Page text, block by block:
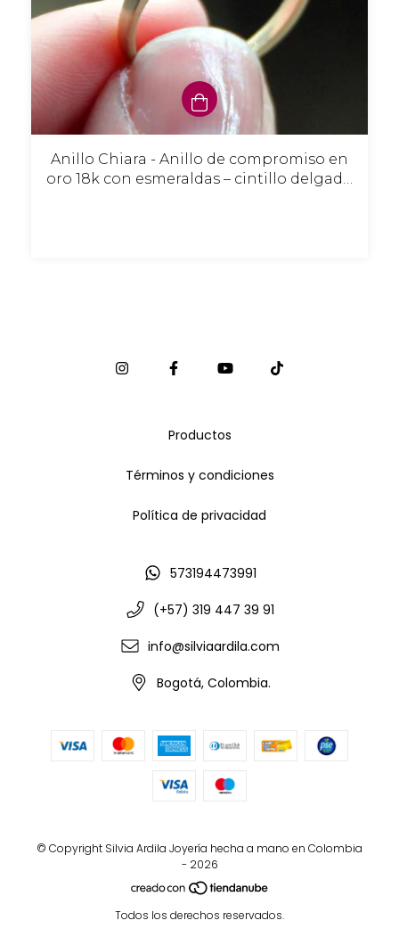
Anillo Chiara - Anillo de compromiso en
oro 18k con esmeraldas – cintillo delgado
Productos
Términos y condiciones
Política de privacidad
573194473991
(+57) 319 447 39 91
info@silviaardila.com
Bogotá, Colombia.
© Copyright Silvia Ardila Joyería hecha a mano en Colombia
- 2026
Todos los derechos reservados.